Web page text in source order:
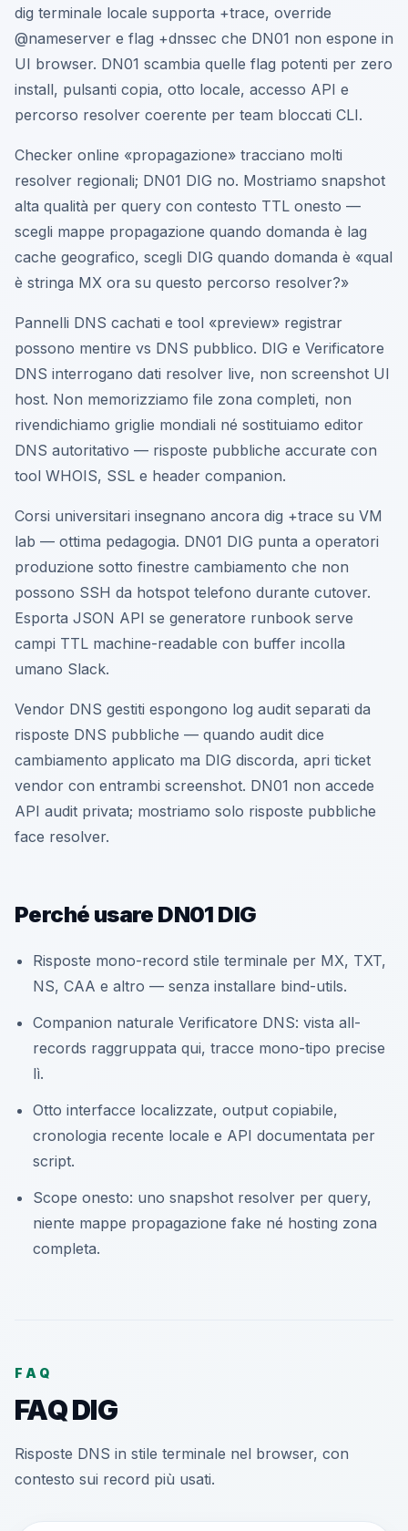
dig terminale locale supporta +trace, override
@nameserver e flag +dnssec che DN01 non espone in
UI browser. DN01 scambia quelle flag potenti per zero
install, pulsanti copia, otto locale, accesso API e
percorso resolver coerente per team bloccati CLI.
Checker online «propagazione» tracciano molti
resolver regionali; DN01 DIG no. Mostriamo snapshot
alta qualità per query con contesto TTL onesto —
scegli mappe propagazione quando domanda è lag
cache geografico, scegli DIG quando domanda è «qual
è stringa MX ora su questo percorso resolver?»
Pannelli DNS cachati e tool «preview» registrar
possono mentire vs DNS pubblico. DIG e Verificatore
DNS interrogano dati resolver live, non screenshot UI
host. Non memorizziamo file zona completi, non
rivendichiamo griglie mondiali né sostituiamo editor
DNS autoritativo — risposte pubbliche accurate con
tool WHOIS, SSL e header companion.
Corsi universitari insegnano ancora dig +trace su VM
lab — ottima pedagogia. DN01 DIG punta a operatori
produzione sotto finestre cambiamento che non
possono SSH da hotspot telefono durante cutover.
Esporta JSON API se generatore runbook serve
campi TTL machine-readable con buffer incolla
umano Slack.
Vendor DNS gestiti espongono log audit separati da
risposte DNS pubbliche — quando audit dice
cambiamento applicato ma DIG discorda, apri ticket
vendor con entrambi screenshot. DN01 non accede
API audit privata; mostriamo solo risposte pubbliche
face resolver.
Perché usare DN01 DIG
Risposte mono-record stile terminale per MX, TXT,
NS, CAA e altro — senza installare bind-utils.
Companion naturale Verificatore DNS: vista all-
records raggruppata qui, tracce mono-tipo precise
lì.
Otto interfacce localizzate, output copiabile,
cronologia recente locale e API documentata per
script.
Scope onesto: uno snapshot resolver per query,
niente mappe propagazione fake né hosting zona
completa.
FAQ
FAQ DIG
Risposte DNS in stile terminale nel browser, con
contesto sui record più usati.